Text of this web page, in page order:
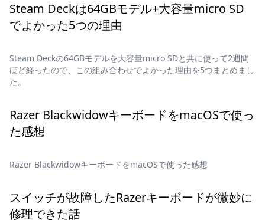
Steam Deckは64GBモデル+大容量micro SD
でよかった5つの理由
Steam Deckの64GBモデルを大容量micro SDと共に使って2週間
ほど経ったので、この組み合わせでよかった理由を5つまとめまし
た。
Razer BlackwidowキーボードをmacOSで使っ
た感想
Razer BlackwidowキーボードをmacOSで使った感想
スイッチが故障したRazerキーボードが微妙に
修理できた話